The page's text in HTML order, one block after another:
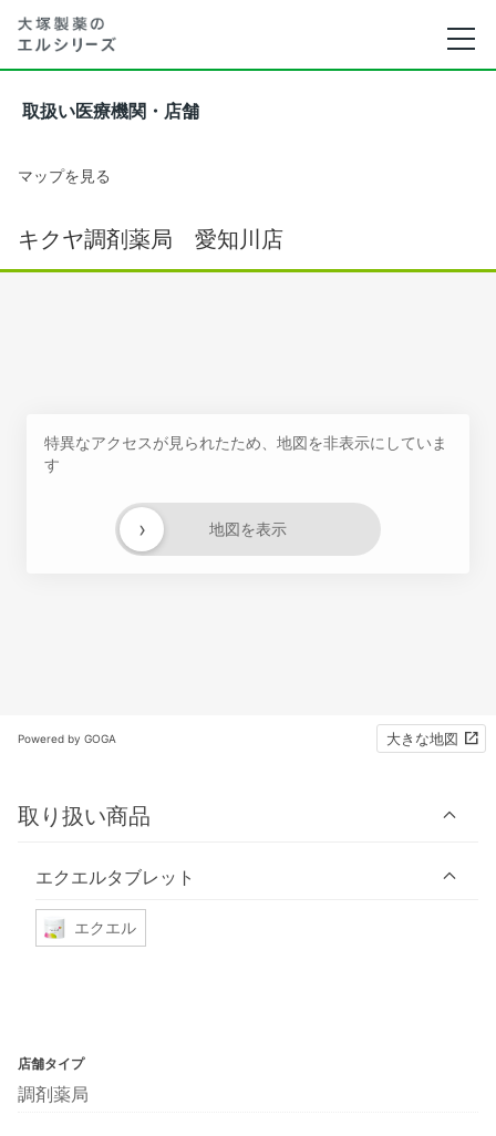
取扱い医療機関・店舗
マップを見る
キクヤ調剤薬局 愛知川店
特異なアクセスが見られたため、地図を非表示にしていま
す
地図を表示
›
Powered by GOGA 大きな地図
取り扱い商品
エクエルタブレット
エクエル
店舗タイプ
調剤薬局